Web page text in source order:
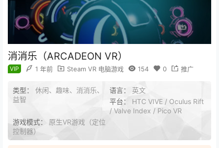
消消乐（ARCADEON VR）
VIP 1 年前 Steam VR 电脑游戏 154 0 推广
类型： 休闲、趣味、消消乐、
益智
语言： 英文
平台： HTC VIVE / Oculus Rift
/ Valve Index / Pico VR
游戏模式： 原生VR游戏（定位
控制器）